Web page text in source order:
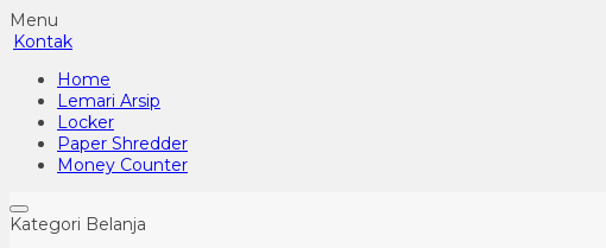
Menu
Kontak
Home
Lemari Arsip
Locker
Paper Shredder
Money Counter
Kategori Belanja